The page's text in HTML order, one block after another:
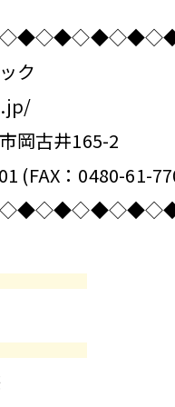
ク
岡古井165-2
(FAX：0480-61-